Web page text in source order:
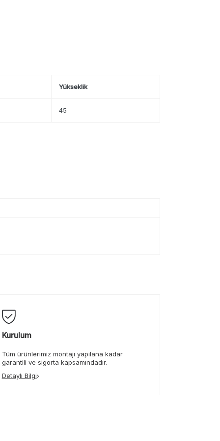
Yükseklik
45
Kurulum
Tüm ürünlerimiz montajı yapılana kadar
garantili ve sigorta kapsamındadır.
Detaylı Bilgi